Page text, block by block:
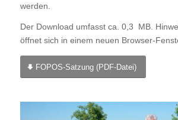
werden.
Der Download umfasst ca. 0,3 MB.
öffnet sich in einem neuen Browser-
FOPOS-Satzung (PDF-Datei)